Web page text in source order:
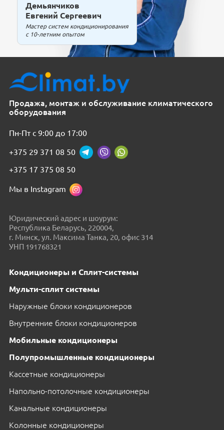
Демьянчиков
Евгений Сергеевич
Мастер систем кондиционирования
с 10-летним опытом
Продажа, монтаж и обслуживание климатического
оборудования
Пн-Пт с 9:00 до 17:00
+375 29 371 08 50
+375 17 375 08 50
Мы в Instagram
Юридический адрес и шоурум:
Республика Беларусь, 220004,
г. Минск, ул. Максима Танка, 20, офис 314
УНП 191768321
Кондиционеры и Сплит-системы
Мульти-сплит системы
Наружные блоки кондиционеров
Внутренние блоки кондиционеров
Мобильные кондиционеры
Полупромышленные кондиционеры
Кассетные кондиционеры
Напольно-потолочные кондиционеры
Канальные кондиционеры
Колонные кондиционеры